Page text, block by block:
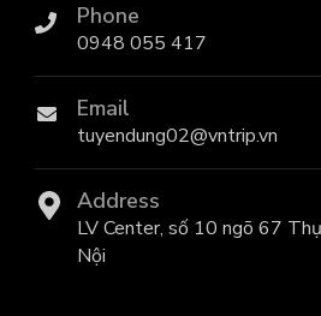
Phone
0948 055 417
Email
tuyendung02@vntrip.vn
Address
LV Center, số 10 ngõ 67
Nội